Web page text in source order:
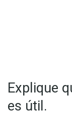
Explique
es útil.